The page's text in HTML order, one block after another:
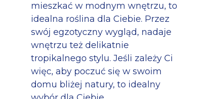
mieszkać w modnym wnętrzu, to
idealna roślina dla Ciebie. Przez
swój egzotyczny wygląd, nadaje
wnętrzu też delikatnie
tropikalnego stylu. Jeśli zależy Ci
więc, aby poczuć się w swoim
domu bliżej natury, to idealny